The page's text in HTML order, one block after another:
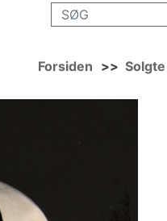
Forsiden >> Solgte